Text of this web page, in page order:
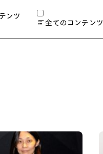
ンツ
全てのコンテンツ
チャンネル
ハイブリッドワーク
ワークステーション